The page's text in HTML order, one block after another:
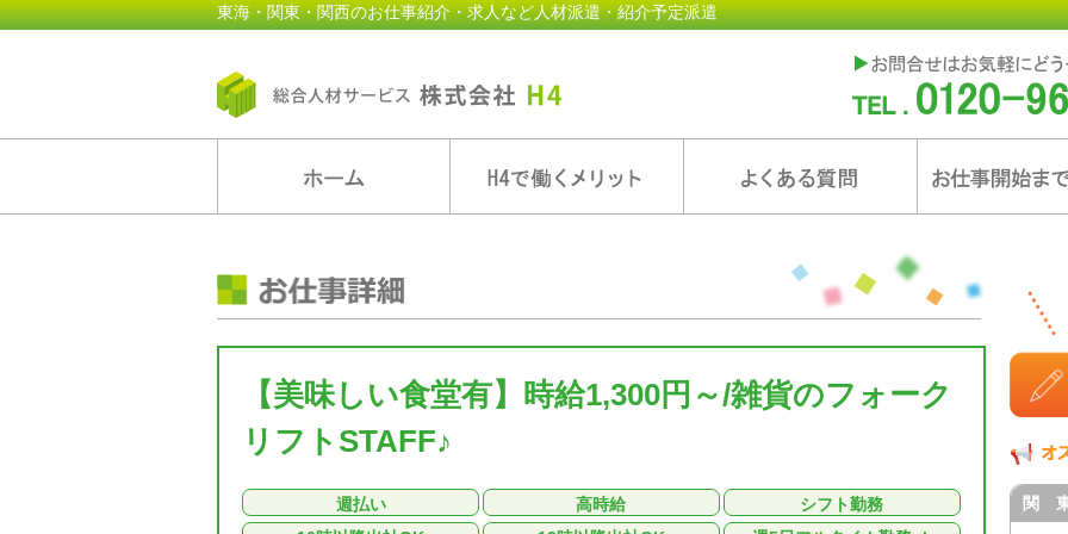
東海・関東・関西のお仕事紹介・求人など人材派遣・紹介予定派遣
【美味しい食堂有】時給1,300円～/雑貨のフォーク
リフトSTAFF♪
週払い 高時給
シフト勤務
関